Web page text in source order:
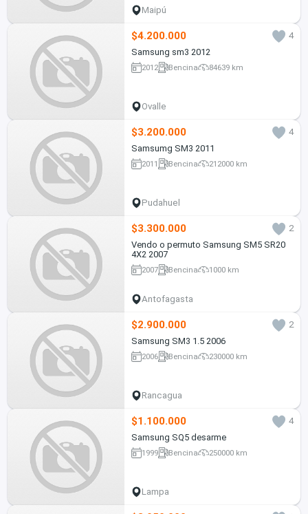
Maipú
$4.200.000
4
Samsung sm3 2012
2012 Bencina 84639 km
Ovalle
$3.200.000
4
Samsumg SM3 2011
2011 Bencina 212000 km
Pudahuel
$3.300.000
2
Vendo o permuto Samsung SM5 SR20
4X2 2007
2007 Bencina 1000 km
Antofagasta
$2.900.000
2
Samsung SM3 1.5 2006
2006 Bencina 230000 km
Rancagua
$1.100.000
4
Samsung SQ5 desarme
1999 Bencina 250000 km
Lampa